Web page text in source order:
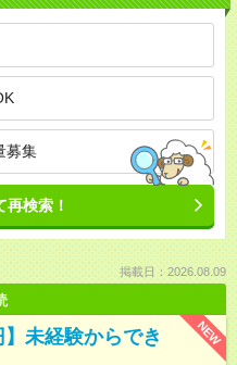
募集
再検索！
掲載日：2026.08.09
NEW
】未経験からでき